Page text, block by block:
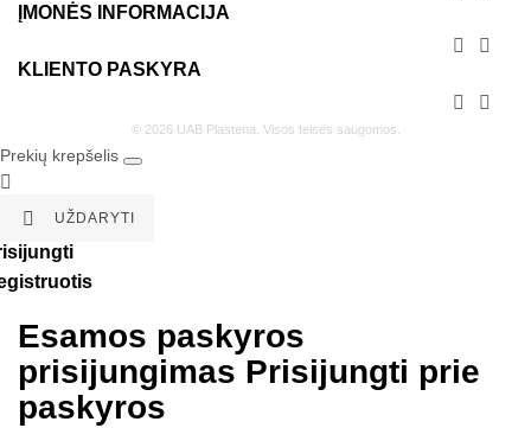
ĮMONĖS INFORMACIJA


KLIENTO PASKYRA


© 2026 UAB Plastena. Visos teisės saugomos.
Prekių krepšelis


UŽDARYTI
Esamos paskyros
prisijungimas Prisijungti prie
paskyros